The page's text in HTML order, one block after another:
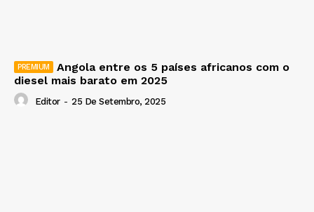
Angola entre os 5 países africanos com o
diesel mais barato em 2025
Editor - 25 De Setembro, 2025